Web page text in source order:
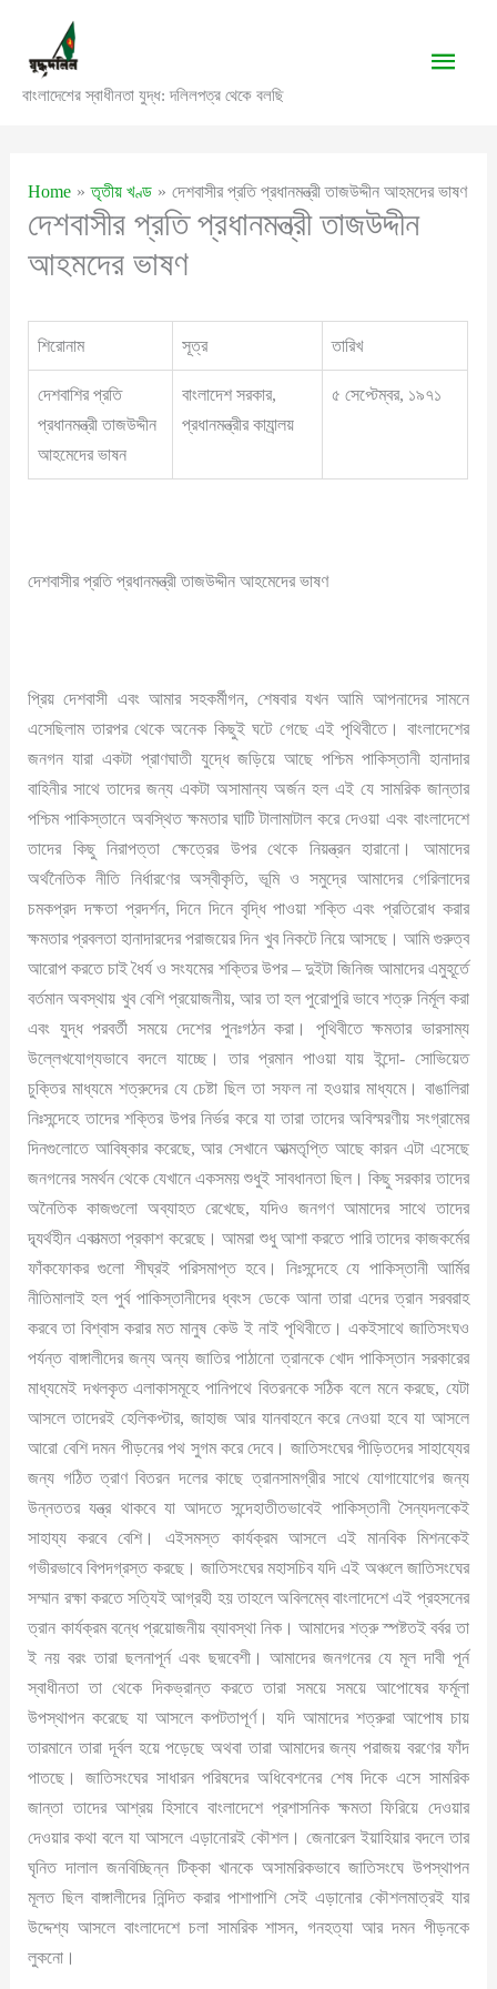
content
বাংলাদেশের স্বাধীনতা যুদ্ধ: দলিলপত্র থেকে বলছি
Main
Home তৃতীয় খণ্ড দেশবাসীর প্রতি প্রধানমন্ত্রী তাজউদ্দীন আহমদের ভাষণ
দেশবাসীর প্রতি প্রধানমন্ত্রী তাজউদ্দীন
আহমদের ভাষণ
শিরোনাম সূত্র তারিখ
দেশবাশির প্রতি
প্রধানমন্ত্রী তাজউদ্দীন
আহমেদের ভাষন
বাংলাদেশ সরকার,
প্রধানমন্ত্রীর কাযার্‍লয়
৫ সেপ্টেম্বর, ১৯৭১
দেশবাসীর প্রতি প্রধানমন্ত্রী তাজউদ্দীন আহমেদের ভাষণ
প্রিয় দেশবাসী এবং আমার সহকর্মীগন, শেষবার যখন আমি আপনাদের সামনে
এসেছিলাম তারপর থেকে অনেক কিছুই ঘটে গেছে এই পৃথিবীতে। বাংলাদেশের
জনগন যারা একটা প্রাণঘাতী যুদ্ধে জড়িয়ে আছে পশ্চিম পাকিস্তানী হানাদার
বাহিনীর সাথে তাদের জন্য একটা অসামান্য অর্জন হল এই যে সামরিক জান্তার
পশ্চিম পাকিস্তানে অবস্থিত ক্ষমতার ঘাটি টালামাটাল করে দেওয়া এবং বাংলাদেশে
তাদের কিছু নিরাপত্তা ক্ষেত্রের উপর থেকে নিয়ন্ত্রন হারানো। আমাদের
অর্থনৈতিক নীতি নির্ধারণের অস্বীকৃতি, ভূমি ও সমুদ্রে আমাদের গেরিলাদের
চমকপ্রদ দক্ষতা প্রদর্শন, দিনে দিনে বৃদ্ধি পাওয়া শক্তি এবং প্রতিরোধ করার
ক্ষমতার প্রবলতা হানাদারদের পরাজয়ের দিন খুব নিকটে নিয়ে আসছে। আমি গুরুত্ব
আরোপ করতে চাই ধৈর্য ও সংযমের শক্তির উপর – দুইটা জিনিজ আমাদের এমুহূর্তে
বর্তমান অবস্থায় খুব বেশি প্রয়োজনীয়, আর তা হল পুরোপুরি ভাবে শত্রু নির্মূল করা
এবং যুদ্ধ পরবর্তী সময়ে দেশের পুনঃগঠন করা। পৃথিবীতে ক্ষমতার ভারসাম্য
উল্লেখযোগ্যভাবে বদলে যাচ্ছে। তার প্রমান পাওয়া যায় ইন্দো- সোভিয়েত
চুক্তির মাধ্যমে শত্রুদের যে চেষ্টা ছিল তা সফল না হওয়ার মাধ্যমে। বাঙালিরা
নিঃসন্দেহে তাদের শক্তির উপর নির্ভর করে যা তারা তাদের অবিস্মরণীয় সংগ্রামের
দিনগুলোতে আবিষ্কার করেছে, আর সেখানে আত্মতৃপ্তি আছে কারন এটা এসেছে
জনগনের সমর্থন থেকে যেখানে একসময় শুধুই সাবধানতা ছিল। কিছু সরকার তাদের
অনৈতিক কাজগুলো অব্যাহত রেখেছে, যদিও জনগণ আমাদের সাথে তাদের
দ্ব্যর্থহীন একাত্মতা প্রকাশ করেছে। আমরা শুধু আশা করতে পারি তাদের কাজকর্মের
ফাঁকফোকর গুলো শীঘ্রই পরিসমাপ্ত হবে। নিঃসন্দেহে যে পাকিস্তানী আর্মির
নীতিমালাই হল পুর্ব পাকিস্তানীদের ধ্বংস ডেকে আনা তারা এদের ত্রান সরবরাহ
করবে তা বিশ্বাস করার মত মানুষ কেউ ই নাই পৃথিবীতে। একইসাথে জাতিসংঘও
পর্যন্ত বাঙ্গালীদের জন্য অন্য জাতির পাঠানো ত্রানকে খোদ পাকিস্তান সরকারের
মাধ্যমেই দখলকৃত এলাকাসমূহে পানিপথে বিতরনকে সঠিক বলে মনে করছে, যেটা
আসলে তাদেরই হেলিকপ্টার, জাহাজ আর যানবাহনে করে নেওয়া হবে যা আসলে
আরো বেশি দমন পীড়নের পথ সুগম করে দেবে। জাতিসংঘের পীড়িতদের সাহায্যের
জন্য গঠিত ত্রাণ বিতরন দলের কাছে ত্রানসামগ্রীর সাথে যোগাযোগের জন্য
উন্নততর যন্ত্র থাকবে যা আদতে সন্দেহাতীতভাবেই পাকিস্তানী সৈন্যদলকেই
সাহায্য করবে বেশি। এইসমস্ত কার্যক্রম আসলে এই মানবিক মিশনকেই
গভীরভাবে বিপদগ্রস্ত করছে। জাতিসংঘের মহাসচিব যদি এই অঞ্চলে জাতিসংঘের
সম্মান রক্ষা করতে সত্যিই আগ্রহী হয় তাহলে অবিলম্বে বাংলাদেশে এই প্রহসনের
ত্রান কার্যক্রম বন্ধে প্রয়োজনীয় ব্যাবস্থা নিক। আমাদের শত্রু স্পষ্টতই বর্বর তা
ই নয় বরং তারা ছলনাপূর্ন এবং ছদ্মবেশী। আমাদের জনগনের যে মূল দাবী পূর্ন
স্বাধীনতা তা থেকে দিকভ্রান্ত করতে তারা সময়ে সময়ে আপোষের ফর্মূলা
উপস্থাপন করেছে যা আসলে কপটতাপূর্ণ। যদি আমাদের শত্রুরা আপোষ চায়
তারমানে তারা দূর্বল হয়ে পড়েছে অথবা তারা আমাদের জন্য পরাজয় বরণের ফাঁদ
পাতছে। জাতিসংঘের সাধারন পরিষদের অধিবেশনের শেষ দিকে এসে সামরিক
জান্তা তাদের আশ্রয় হিসাবে বাংলাদেশে প্রশাসনিক ক্ষমতা ফিরিয়ে দেওয়ার
দেওয়ার কথা বলে যা আসলে এড়ানোরই কৌশল। জেনারেল ইয়াহিয়ার বদলে তার
ঘৃনিত দালাল জনবিচ্ছিন্ন টিক্কা খানকে অসামরিকভাবে জাতিসংঘে উপস্থাপন
মূলত ছিল বাঙ্গালীদের নিন্দিত করার পাশাপাশি সেই এড়ানোর কৌশলমাত্রই যার
উদ্দেশ্য আসলে বাংলাদেশে চলা সামরিক শাসন, গনহত্যা আর দমন পীড়নকে
লুকনো।